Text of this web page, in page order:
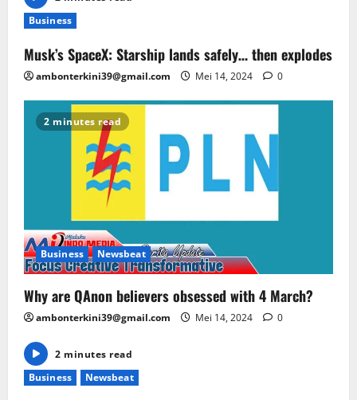
Business
Musk’s SpaceX: Starship lands safely… then explodes
ambonterkini39@gmail.com Mei 14, 2024 0
2 minutes read
Business Newsbeat
Why are QAnon believers obsessed with 4 March?
ambonterkini39@gmail.com Mei 14, 2024 0
2 minutes read
Business
Newsbeat